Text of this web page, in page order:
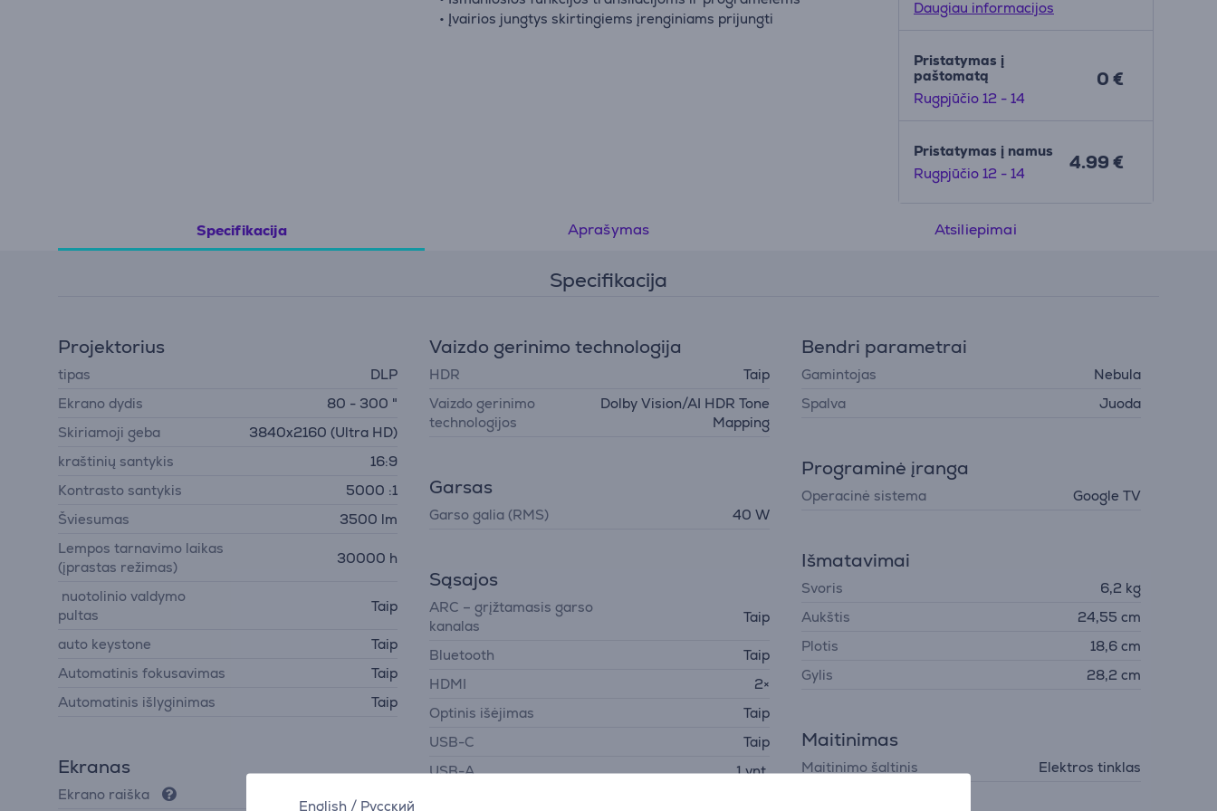
English / Русский
• Įvairios jungtys skirtingiems įrenginiams prijungti
Daugiau informacijos
Pristatymas į
paštomatą
Rugpjūčio 12 - 14
0 €
Pristatymas į namus
Rugpjūčio 12 - 14
4.99 €
Specifikacija Aprašymas Atsiliepimai
Specifikacija
Projektorius
tipas
DLP
Ekrano dydis
80 - 300 "
Skiriamoji geba
3840x2160 (Ultra HD)
kraštinių santykis
16:9
Kontrasto santykis
5000 :1
Šviesumas
3500 lm
Lempos tarnavimo laikas
(įprastas režimas)
30000 h
nuotolinio valdymo
pultas
Taip
auto keystone
Taip
Automatinis fokusavimas
Taip
Automatinis išlyginimas
Taip
Ekranas
Ekrano raiška
Vaizdo gerinimo technologija
HDR
Taip
Vaizdo gerinimo
technologijos
Dolby Vision/AI HDR Tone
Mapping
Garsas
Garso galia (RMS) 40 W
Sąsajos
ARC – grįžtamasis garso
kanalas
Taip
Bluetooth
Taip
HDMI
2×
Optinis išėjimas
Taip
USB-C
Taip
USB-A
1 vnt.
Bendri parametrai
Gamintojas
Nebula
Spalva
Juoda
Programinė įranga
Operacinė sistema Google TV
Išmatavimai
Svoris
6,2 kg
Aukštis
24,55 cm
Plotis
18,6 cm
Gylis
28,2 cm
Maitinimas
Maitinimo šaltinis Elektros tinklas